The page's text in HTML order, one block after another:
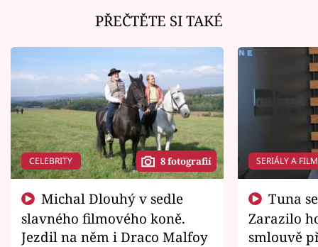
PŘEČTĚTE SI TAKÉ
CELEBRITY 8 fotografií
slavného filmového koně.
Jezdil na něm i Draco Malfoy
SERIÁLY A
Zarazilo
smlouvě